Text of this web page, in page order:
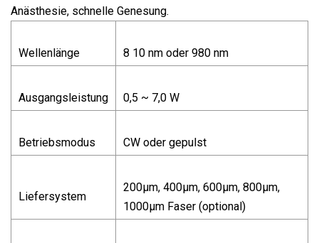
Anästhesie, schnelle Genesung.
Wellenlänge 8 10 nm oder 980 nm
Ausgangsleistung 0,5 ~ 7,0 W
Betriebsmodus CW oder gepulst
Liefersystem
200μm, 400μm, 600μm, 800μm,
1000μm Faser (optional)